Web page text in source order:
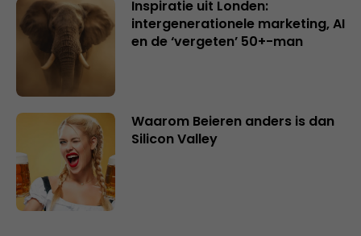
Inspiratie uit Londen:
intergenerationele marketing, AI
en de ‘vergeten’ 50+-man
Waarom Beieren anders is dan
Silicon Valley